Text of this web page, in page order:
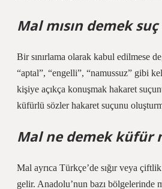
Mal mısın demek
Bir sınırlama olarak kabul edilmese
“aptal”, “engelli”, “namussuz” gibi
kişiye açıkça konuşmak hakaret
küfürlü sözler hakaret suçunu
Mal ne demek küfür
Mal ayrıca Türkçe’de sığır veya
gelir. Anadolu’nun bazı bölgelerinde